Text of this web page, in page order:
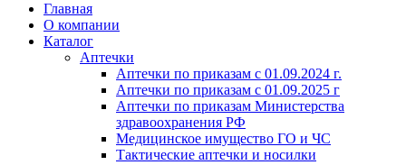
Главная
О компании
Каталог
Аптечки
Аптечки по приказам с 01.09.2024 г.
Аптечки по приказам с 01.09.2025 г
Аптечки по приказам Министерства
здравоохранения РФ
Медицинское имущество ГО и ЧС
Тактические аптечки и носилки